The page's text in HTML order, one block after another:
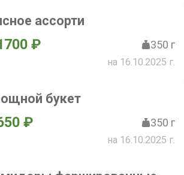
ассорти
₽ 350 г
на 16.10.2025 г.
букет
₽ 350 г
на 16.10.2025 г.